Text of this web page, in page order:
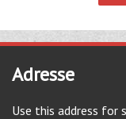
Adresse
Use this address for